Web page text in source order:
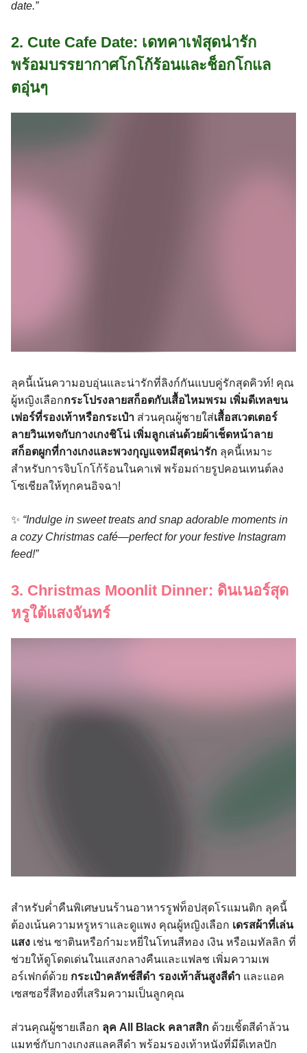
date.”
2. Cute Cafe Date: เดทคาเฟ่สุดน่ารัก
พร้อมบรรยากาศโกโก้ร้อนและช็อกโกแล
ตอุ่นๆ
ลุคนี้เน้นความอบอุ่นและน่ารักที่ลิงก์กันแบบคู่รักสุดคิวท์! คุณ
ผู้หญิงเลือกกระโปรงลายสก็อตกับเสื้อไหมพรม เพิ่มดีเทลขน
เฟอร์ที่รองเท้าหรือกระเป๋า ส่วนคุณผู้ชายใส่เสื้อสเวตเตอร์
ลายวินเทจกับกางเกงชิโน่ เพิ่มลูกเล่นด้วยผ้าเช็ดหน้าลาย
สก็อตผูกที่กางเกงและพวงกุญแจหมีสุดน่ารัก ลุคนี้เหมาะ
สำหรับการจิบโกโก้ร้อนในคาเฟ่ พร้อมถ่ายรูปคอนเทนต์ลง
โซเชียลให้ทุกคนอิจฉา!
✨ “Indulge in sweet treats and snap adorable moments in
a cozy Christmas café—perfect for your festive Instagram
feed!”
3. Christmas Moonlit Dinner: ดินเนอร์สุด
หรูใต้แสงจันทร์
สำหรับค่ำคืนพิเศษบนร้านอาหารรูฟท็อปสุดโรแมนติก ลุคนี้
ต้องเน้นความหรูหราและดูแพง คุณผู้หญิงเลือก เดรสผ้าที่เล่น
แสง เช่น ซาตินหรือกำมะหยี่ในโทนสีทอง เงิน หรือเมทัลลิก ที่
ช่วยให้ดูโดดเด่นในแสงกลางคืนและแฟลช เพิ่มความเพ
อร์เฟกต์ด้วย กระเป๋าคลัทช์สีดำ รองเท้าส้นสูงสีดำ และแอค
เซสซอรี่สีทองที่เสริมความเป็นลูกคุณ
ส่วนคุณผู้ชายเลือก ลุค All Black คลาสสิก ด้วยเชิ้ตสีดำล้วน
แมทช์กับกางเกงสแลคสีดำ พร้อมรองเท้าหนังที่มีดีเทลปัก